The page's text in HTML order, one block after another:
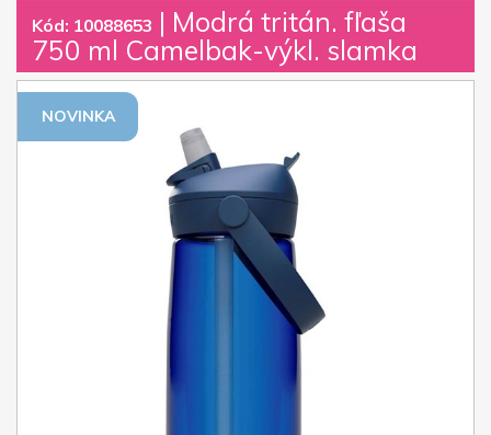
Kód: 10088653 | Modrá tritán. fľaša
750 ml Camelbak-výkl. slamka
NOVINKA